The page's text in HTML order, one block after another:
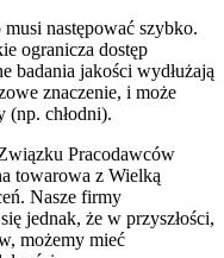
następować szybko.
ogranicza dostęp
badania jakości wydłużają
znaczenie, i może
(np. chłodni).
Pracodawców
towarowa z Wielką
Nasze firmy
jednak, że w przyszłości,
możemy mieć